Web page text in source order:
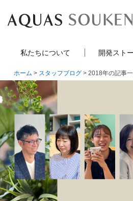
私たちについて 開発スト
ホーム > スタッフブログ > 2018年の記事